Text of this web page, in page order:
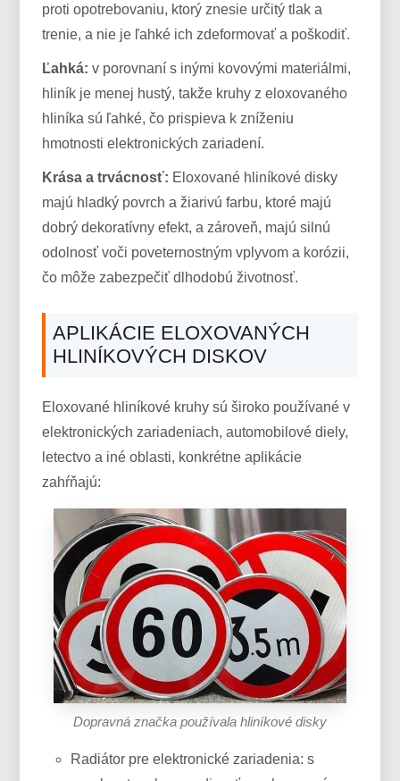
proti opotrebovaniu, ktorý znesie určitý tlak a
trenie, a nie je ľahké ich zdeformovať a poškodiť.
Ľahká: v porovnaní s inými kovovými materiálmi,
hliník je menej hustý, takže kruhy z eloxovaného
hliníka sú ľahké, čo prispieva k zníženiu
hmotnosti elektronických zariadení.
Krása a trvácnosť: Eloxované hliníkové disky
majú hladký povrch a žiarivú farbu, ktoré majú
dobrý dekoratívny efekt, a zároveň, majú silnú
odolnosť voči poveternostným vplyvom a korózii,
čo môže zabezpečiť dlhodobú životnosť.
APLIKÁCIE ELOXOVANÝCH
HLINÍKOVÝCH DISKOV
Eloxované hliníkové kruhy sú široko používané v
elektronických zariadeniach, automobilové diely,
letectvo a iné oblasti, konkrétne aplikácie
zahŕňajú:
Dopravná značka používala hliníkové disky
Radiátor pre elektronické zariadenia: s